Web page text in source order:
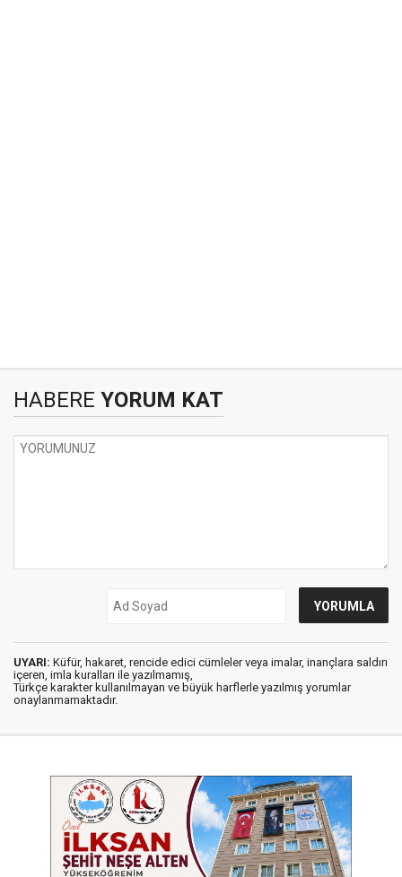
HABERE YORUM KAT
UYARI: Küfür, hakaret, rencide edici cümleler veya imalar, inançlara saldırı
içeren, imla kuralları ile yazılmamış,
Türkçe karakter kullanılmayan ve büyük harflerle yazılmış yorumlar
onaylanmamaktadır.